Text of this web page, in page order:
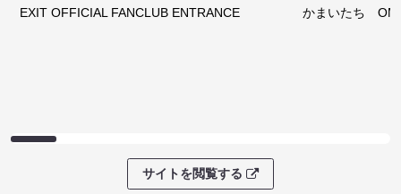
EXIT OFFICIAL FANCLUB ENTRANCE かまいたち
サイトを閲覧する